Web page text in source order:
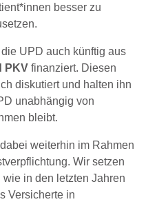
besser zu
UPD auch künftig aus
PKVfinanziert. Diesen
diskutiert und halten ihn
unabhängig von
bleibt.
weiterhin im Rahmen
Wir setzen
in den letzten Jahren
Versicherte in